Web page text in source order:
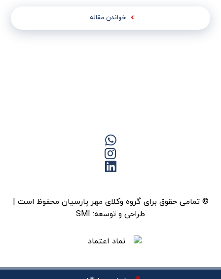
خواندن مقاله
© تمامی حقوق برای گروه وکلای مهر پارسیان محفوظ است |
طراحی و توسعه: SMI